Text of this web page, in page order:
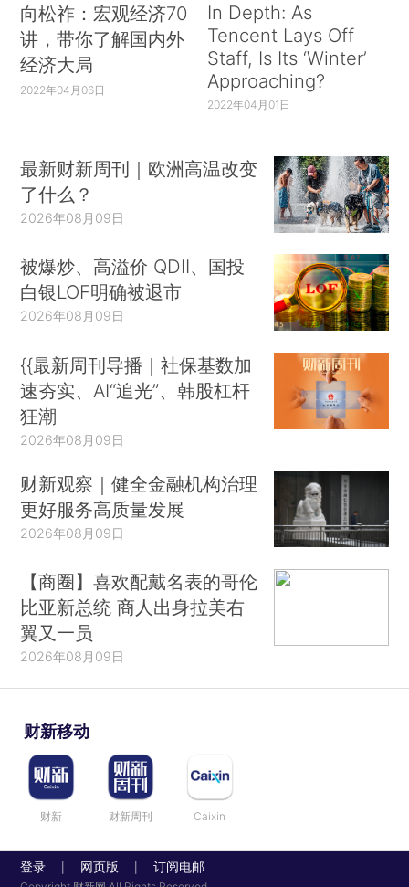
向松祚：宏观经济70
讲，带你了解国内外
经济大局
2022年04月06日
In Depth: As
Tencent Lays Off
Staff, Is Its ‘Winter’
Approaching?
2022年04月01日
最新财新周刊｜欧洲高温改变
了什么？
2026年08月09日
被爆炒、高溢价 QDII、国投
白银LOF明确被退市
2026年08月09日
{{最新周刊导播｜社保基数加
速夯实、AI“追光”、韩股杠杆
狂潮
2026年08月09日
财新观察｜健全金融机构治理
更好服务高质量发展
2026年08月09日
【商圈】喜欢配戴名表的哥伦
比亚新总统 商人出身拉美右
翼又一员
2026年08月09日
财新移动
财新 财新周刊 Caixin
登录 网页版 订阅电邮